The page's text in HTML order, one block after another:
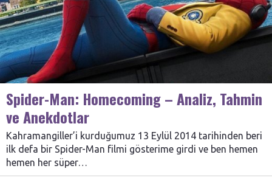
Spider-Man: Homecoming – Analiz, Tahmin
ve Anekdotlar
Kahramangiller’i kurduğumuz 13 Eylül 2014 tarihinden beri
ilk defa bir Spider-Man filmi gösterime girdi ve ben hemen
hemen her süper…